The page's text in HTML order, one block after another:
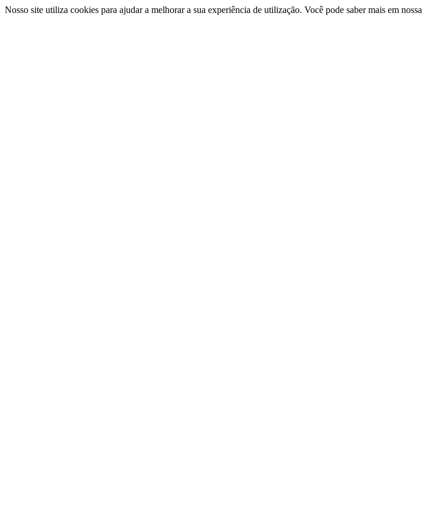
Nosso site utiliza cookies para ajudar a melhorar a sua experiência de utilização. Você pode saber mais em nossa